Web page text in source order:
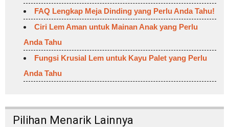
FAQ Lengkap Meja Dinding yang Perlu Anda Tahu!
Ciri Lem Aman untuk Mainan Anak yang Perlu
Anda Tahu
Fungsi Krusial Lem untuk Kayu Palet yang Perlu
Anda Tahu
Pilihan Menarik Lainnya